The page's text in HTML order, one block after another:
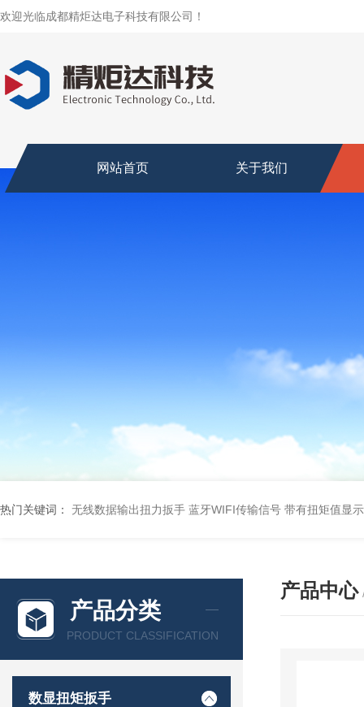
欢迎光临成都精炬达电子科技有限公司！
网站首页 关于我们
热门关键词： 无线数据输出扭力扳手 蓝牙WIFI传输信号 带有扭矩值显
产品分类
PRODUCT CLASSIFICATION
数显扭矩扳手
产品中心